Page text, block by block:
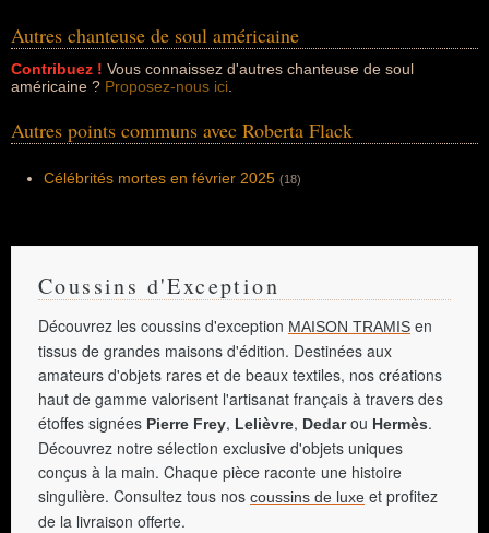
Autres chanteuse de soul américaine
Contribuez ! Vous connaissez d'autres chanteuse de soul
américaine ? Proposez-nous ici
Autres points communs avec Roberta Flack
Célébrités mortes en février 2025 (18)
Coussins d'Exception
Découvrez les coussins d'exception MAISON TRAMIS en
tissus de grandes maisons d'édition. Destinées aux
amateurs d'objets rares et de beaux textiles, nos créations
haut de gamme valorisent l'artisanat français à travers des
étoffes signées Pierre Frey, Lelièvre, Dedarou Hermès.
Découvrez notre sélection exclusive d'objets uniques
conçus à la main. Chaque pièce raconte une histoire
singulière. Consultez tous nos coussins de luxe et profitez
de la livraison offerte.